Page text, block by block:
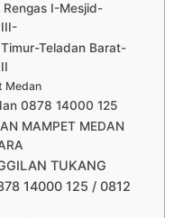
I-Mesjid-
Teladan Barat-
Medan
0878 14000 125
MAMPET MEDAN
TUKANG
14000 125 / 0812